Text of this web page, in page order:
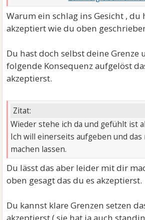
ins Gesicht….
Warum ein schlag ins Gesicht , du
akzeptiert wie du oben
Du hast doch selbst deine Grenze
folgende Konsequenz aufgelöst
akzeptierst.
Zitat:
Wieder stehe ich da und gefühlt ist
Ich will einerseits aufgeben und
machen lassen.
Du lässt das aber leider mit dir
oben gesagt das du es akzeptierst.
Du kannst klare Grenzen setzen